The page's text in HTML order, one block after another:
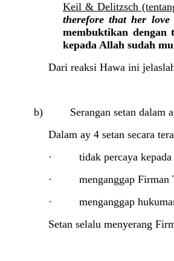
Keil & Delitzsch
therefore that her love
membuktikan
kepada Allah sudah
Dari reaksi Hawa ini
b) Serangan setan dalam
Dalam ay 4 setan secara
·
tidak percaya
·
menganggap Firman
·
menganggap
Setan selalu menyerang